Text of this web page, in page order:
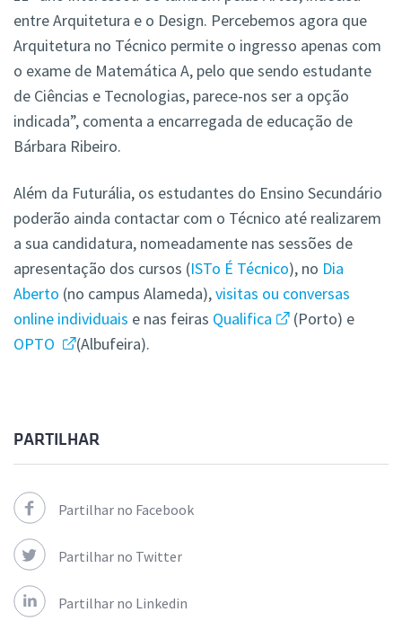
entre Arquitetura e o Design. Percebemos agora que
Arquitetura no Técnico permite o ingresso apenas com
o exame de Matemática A, pelo que sendo estudante
de Ciências e Tecnologias, parece-nos ser a opção
indicada”, comenta a encarregada de educação de
Bárbara Ribeiro.
Além da Futurália, os estudantes do Ensino Secundário
poderão ainda contactar com o Técnico até realizarem
a sua candidatura, nomeadamente nas sessões de
apresentação dos cursos (ISTo É Técnico), no Dia
Aberto (no campus Alameda),visitas ou conversas
online individuais e nas feiras Qualifica
(Porto) e
OPTO
(Albufeira).
PARTILHAR
Partilhar no Facebook
Partilhar no Twitter
Partilhar no Linkedin